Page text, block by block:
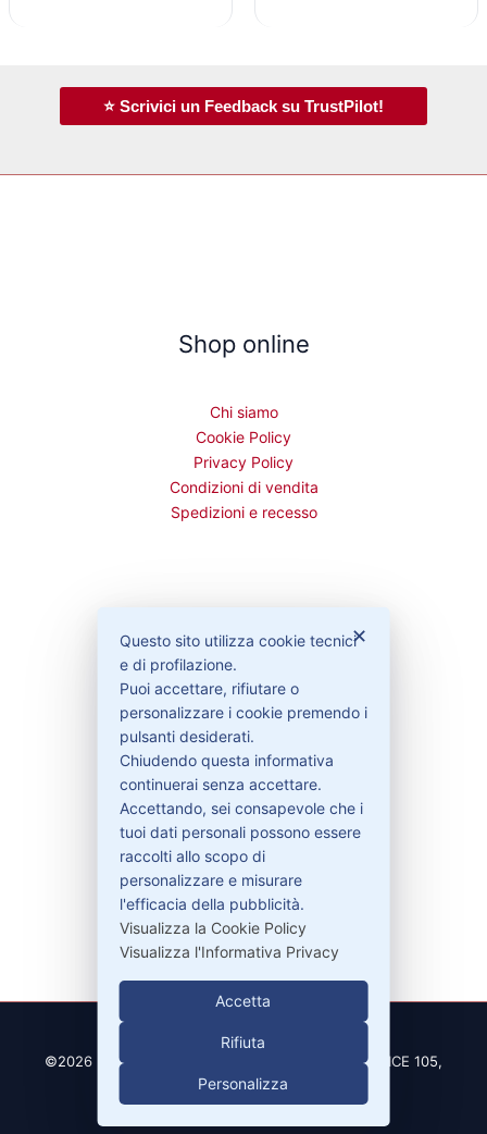
⭐ Scrivici un Feedback su TrustPilot!
Shop online
Chi siamo
Cookie Policy
Privacy Policy
Condizioni di vendita
Spedizioni e recesso
Contattaci
Garanzie
Contatti
329-30.78.513
info@pitdriver.com
©2026 PitDriver | CROCO DEAL S.R.L. VIA DEL SALICE 105,
97100 RAGUSA (RG)
✕
Questo sito utilizza cookie tecnici
e di profilazione.
Puoi accettare, rifiutare o
personalizzare i cookie premendo i
pulsanti desiderati.
Chiudendo questa informativa
continuerai senza accettare.
Accettando, sei consapevole che i
tuoi dati personali possono essere
raccolti allo scopo di
personalizzare e misurare
l'efficacia della pubblicità.
Visualizza la Cookie Policy
Visualizza l'Informativa Privacy
Accetta
Rifiuta
Personalizza